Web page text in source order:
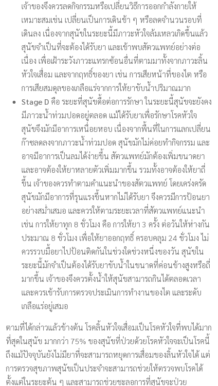
เจ้าของจึงควรลดกิจกรรมหรือเปลี่ยนวิธีการออกกำลังกายให้
เหมาะสมเช่น เปลี่ยนเป็นการเดินช้า ๆ หรือลดจำนวนรอบที่
เดินลง เนื่องจากสุนัขในระยะนี้มีภาวะหัวใจล้มเหลวเกิดขึ้นแล้ว
สุนัขจำเป็นที่จะต้องได้รับยา และเข้าพบสัตวแพทย์อย่างต่อ
เนื่อง เพื่อเฝ้าระวังภาวะแทรกซ้อนอื่นที่ตามมาทั้งจากภาวะลิ้น
หัวใจเสื่อม และจากฤทธิ์ของยา เช่น การเสียหน้าที่ของไต หรือ
การเสียสมดุลของเกลือแร่จากการให้ยาขับน้ำปริมาณมาก
Stage D คือ ระยะที่สุนัขดื้อต่อการรักษา ในระยะนี้สุนัขจะยังคง
มีภาวะน้ำท่วมปอดอยู่ตลอด แม้ได้รับยาเพื่อรักษาโรคหัวใจ
สุนัขจึงมักมีอาการเหนื่อยหอบ เนื่องจากพื้นที่ในการแลกเปลี่ยน
ก๊าซลดลงจากภาวะน้ำท่วมปอด สุนัขมักไม่ค่อยทำกิจกรรม และ
อาจมีอาการเป็นลมได้ง่ายขึ้น สัตวแพทย์มักต้องเพิ่มขนาดยา
และอาจต้องให้ยาหลายตัวเพิ่มมากขึ้น รวมทั้งอาจต้องให้ยาถี่
ขึ้น เจ้าของควรทำตามคำแนะนำของสัตวแพทย์ โดยเคร่งครัด
สุนัขมักมีอาการที่รุนแรงขึ้นหากไม่ได้รับยา จึงควรมีการป้อนยา
อย่างสม่ำเสมอ และควรให้ตามระยะเวลาที่สัตวแพทย์แนะนำ
เช่น การให้ยาทุก 8 ชั่วโมง คือ การให้ยา 3 ครั้ง ต่อวันให้ห่างกัน
ประมาณ 8 ชั่วโมง เพื่อให้ยาออกฤทธิ์ ครอบคลุม 24 ชั่วโมง ไม่
ควรรวบมื้อยาไปป้อนติดกันในช่วงใดช่วงหนึ่งของวัน สุนัขใน
ระยะนี้มักจำเป็นต้องได้รับยาขับน้ำในขนาดที่ค่อนข้างสูงหรือถี่
มากขึ้น เจ้าของจึงควรตั้งน้ำให้สุนัขสามารถกินได้ตลอดเวลา
และควรเข้ารับการตรวจประเมินการทำงานของไต และระดับ
เกลือแร่อยู่เสมอ
ตามที่ได้กล่าวแล้วข้างต้น โรคลิ้นหัวใจเสื่อมเป็นโรคหัวใจที่พบได้มาก
ที่สุดในสุนัข มากกว่า 75% ของสุนัขที่ป่วยด้วยโรคหัวใจจะเป็นโรคนี้
ถึงแม้ปัจจุบันยังไม่มียาที่จะสามารถหยุดการเสื่อมของลิ้นหัวใจได้ แต่
การตรวจสุขภาพสุนัขเป็นประจำจะสามารถช่วยให้ตรวจพบโรคได้
ตั้งแต่ในระยะต้น ๆ และสามารถช่วยชะลอการที่สุนัขจะป่วย